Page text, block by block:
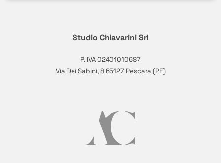
Studio Chiavarini Srl
P. IVA 02401010687
Via Dei Sabini, 8 65127 Pescara (PE)